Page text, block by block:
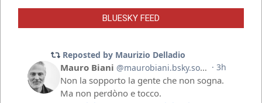
BLUESKY FEED